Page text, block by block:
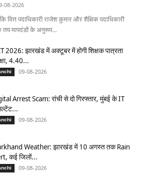
08-2026
कि वित्त पदाधिकारी राजेश कुमार और शैक्षिक पदाधिकारी
तय मापदंडों के अनुरूप...
2026: झारखंड में अक्टूबर में होगी शिक्षक पात्रता
4.40...
09-08-2026
Arrest Scam: रांची से दो गिरफ्तार, मुंबई के IT
09-08-2026
Weather: झारखंड में 10 अगस्त तक Rain
कई जिलों...
09-08-2026